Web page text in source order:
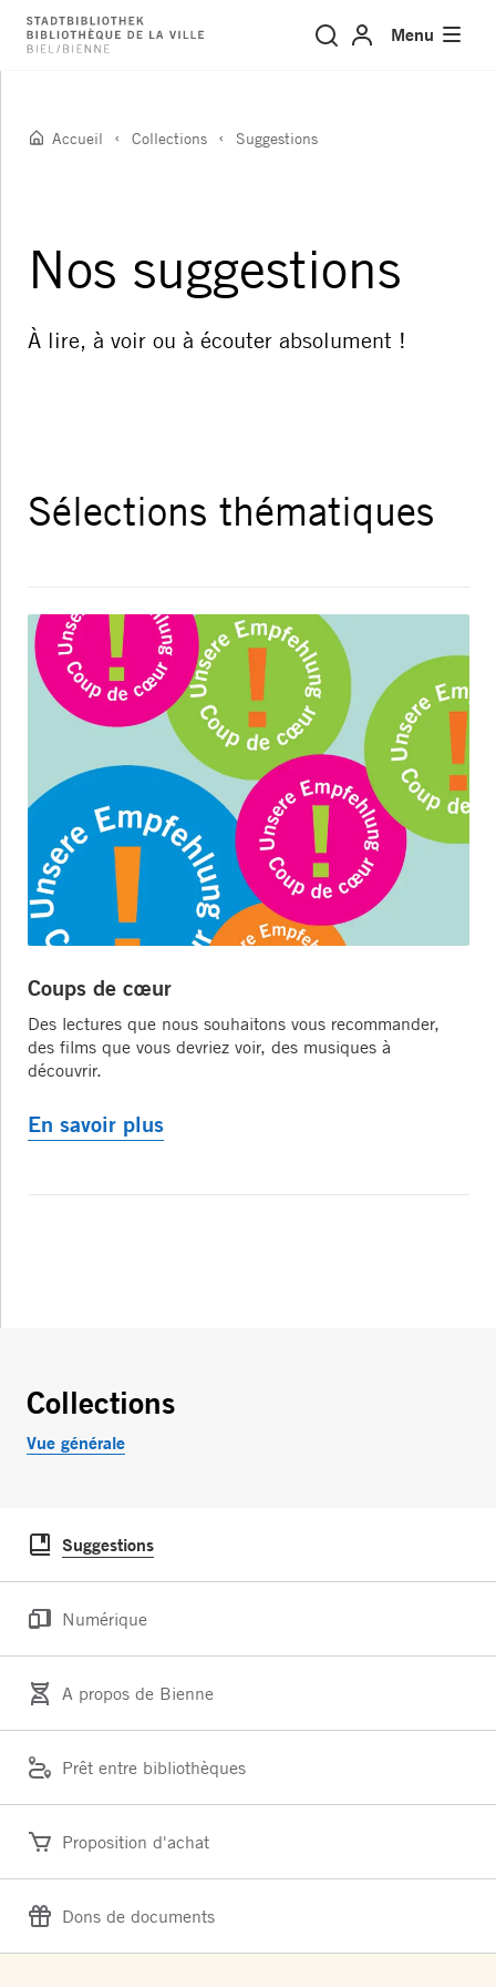
Suggestions
Menu
Collections
Vue générale
Suggestions
Numérique
A propos de Bienne
Prêt entre bibliothèques
Proposition d'achat
Dons de documents
Accueil Collections Suggestions
Nos suggestions
À lire, à voir ou à écouter absolument !
Sélections thématiques
Coups de cœur
Des lectures que nous souhaitons vous recommander,
des films que vous devriez voir, des musiques à
découvrir.
En savoir plus